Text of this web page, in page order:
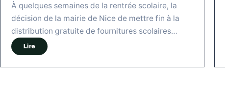
À quelques semaines de la rentrée scolaire, la
décision de la mairie de Nice de mettre fin à la
distribution gratuite de fournitures scolaires…
Lire